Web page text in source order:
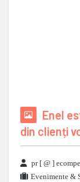
Enel
din clienți
pr [ @ ]
Evenimente &